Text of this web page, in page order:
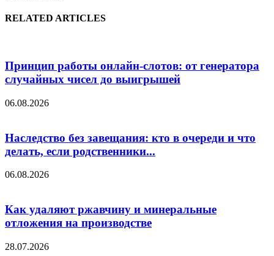
RELATED ARTICLES
Принцип работы онлайн-слотов: от генератора
случайных чисел до выигрышей
06.08.2026
Наследство без завещания: кто в очереди и что
делать, если родственники...
06.08.2026
Как удаляют ржавчину и минеральные
отложения на производстве
28.07.2026